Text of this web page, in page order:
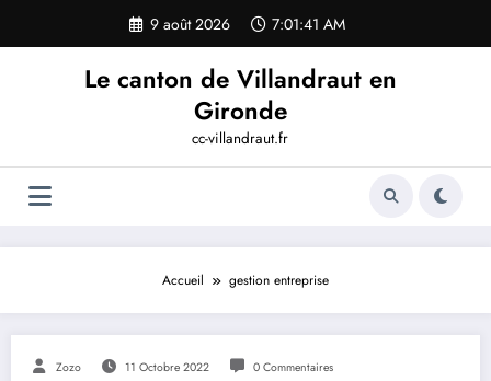
contenu
9 août 2026 7:01:41 AM
Le canton de Villandraut en
Gironde
cc-villandraut.fr
Accueil gestion entreprise
Zozo 11 Octobre 2022 0 Commentaires